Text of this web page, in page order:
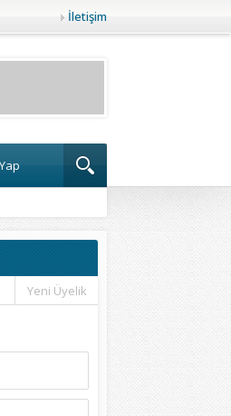
İletişim
Yeni Üyelik